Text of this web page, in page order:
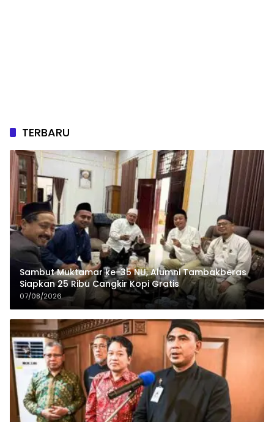
TERBARU
Sambut Muktamar ke-35 NU, Alumni Tambakberas
Siapkan 25 Ribu Cangkir Kopi Gratis
07/08/2026